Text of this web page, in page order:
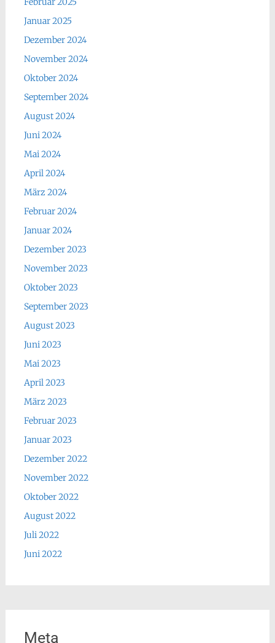
Januar 2025
Dezember 2024
November 2024
Oktober 2024
September 2024
August 2024
Juni 2024
Mai 2024
April 2024
März 2024
Februar 2024
Januar 2024
Dezember 2023
November 2023
Oktober 2023
September 2023
August 2023
Juni 2023
Mai 2023
April 2023
März 2023
Februar 2023
Januar 2023
Dezember 2022
November 2022
Oktober 2022
August 2022
Juli 2022
Juni 2022
Meta